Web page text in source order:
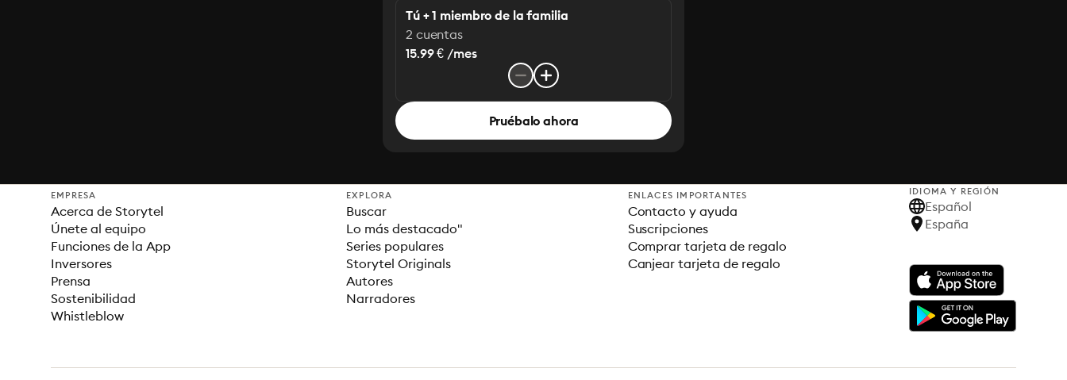
Tú + 1 miembro de la familia
2 cuentas
15.99 € /mes
Pruébalo ahora
EMPRESA
Acerca de Storytel
Únete al equipo
Funciones de la App
Inversores
Prensa
Sostenibilidad
Whistleblow
EXPLORA
Buscar
Lo más destacado"
Series populares
Storytel Originals
Autores
Narradores
ENLACES IMPORTANTES
Contacto y ayuda
Suscripciones
Comprar tarjeta de regalo
Canjear tarjeta de regalo
IDIOMA Y REGIÓN
Español
España